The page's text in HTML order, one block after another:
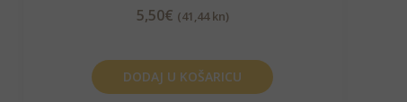
5,50€ (41,44 kn)
DODAJ U KOŠARICU